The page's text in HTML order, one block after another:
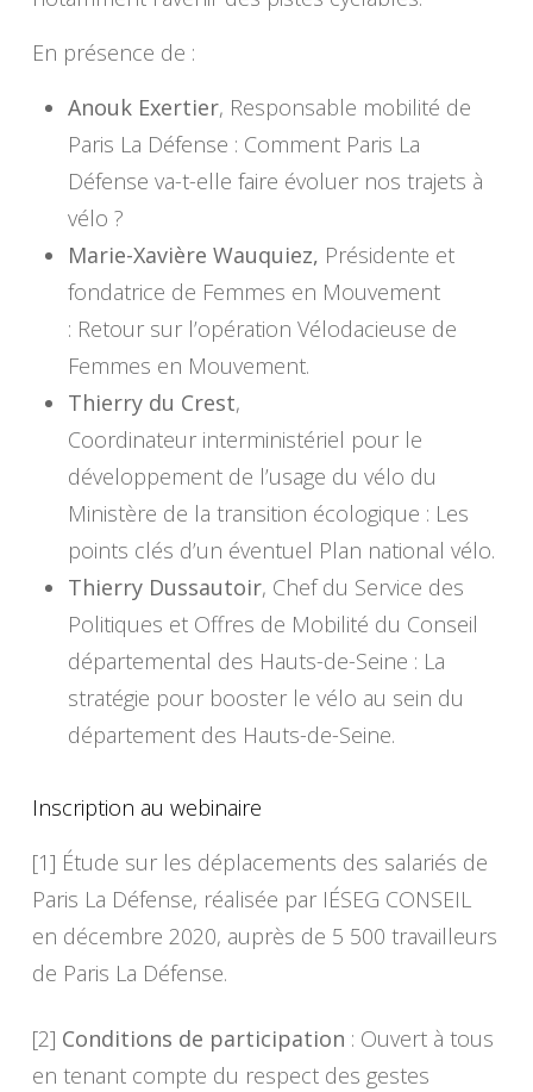
En présence de :
Anouk Exertier, Responsable mobilité de
Paris La Défense : Comment Paris La
Défense va-t-elle faire évoluer nos trajets à
vélo ?
Marie-Xavière Wauquiez, Présidente et
fondatrice de Femmes en Mouvement
: Retour sur l’opération Vélodacieuse de
Femmes en Mouvement.
Thierry du Crest,
Coordinateur interministériel pour le
développement de l’usage du vélo du
Ministère de la transition écologique : Les
points clés d’un éventuel Plan national vélo.
Thierry Dussautoir, Chef du Service des
Politiques et Offres de Mobilité du Conseil
départemental des Hauts-de-Seine : La
stratégie pour booster le vélo au sein du
département des Hauts-de-Seine.
Inscription au webinaire
[1] Étude sur les déplacements des salariés de
Paris La Défense, réalisée par IÉSEG CONSEIL
en décembre 2020, auprès de 5 500 travailleurs
de Paris La Défense.
[2] Conditions de participation : Ouvert à tous
en tenant compte du respect des gestes